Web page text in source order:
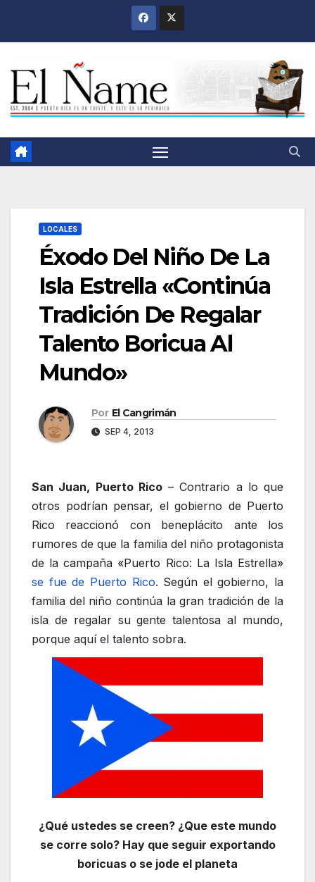
LOCALES
Éxodo Del Niño De La
Isla Estrella «Continúa
Tradición De Regalar
Talento Boricua Al
Mundo»
Por El Cangrimán
SEP 4, 2013
San Juan, Puerto Rico– Contrario a lo que
otros podrían pensar, el gobierno de Puerto
Rico reaccionó con beneplácito ante los
rumores de que la familia del niño protagonista
de la campaña «Puerto Rico: La Isla Estrella»
se fue de Puerto Rico. Según el gobierno, la
familia del niño continúa la gran tradición de la
isla de regalar su gente talentosa al mundo,
porque aquí el talento sobra.
¿Qué ustedes se creen? ¿Que este mundo
se corre solo? Hay que seguir exportando
boricuas o se jode el planeta